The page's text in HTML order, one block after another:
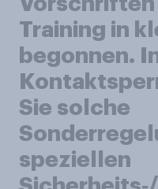
Training in
begonnen.
Sie solche
speziellen